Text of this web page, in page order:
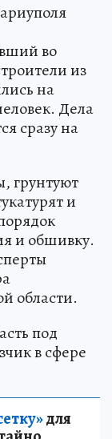
во
из
на
Дела
сразу на
грунтуют
и
и обшивку.
области.
под
в сфере
для